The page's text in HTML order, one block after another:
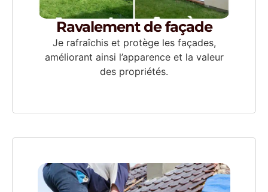
Ravalement de façade
Je rafraîchis et protège les façades,
améliorant ainsi l’apparence et la valeur
des propriétés.